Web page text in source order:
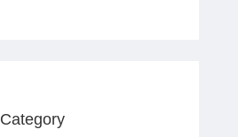
Category